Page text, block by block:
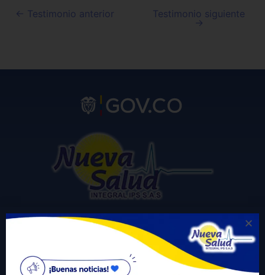
← Testimonio anterior Testimonio siguiente
→
Carrera 20 # 23A -20 La Granja San José del Guaviare
Correo electrónico para notificaciones judiciales:
gerencia@nuevasaludips.com